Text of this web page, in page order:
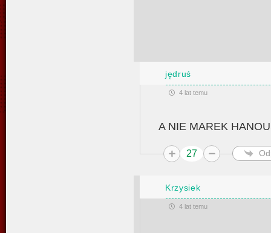
jędruś
4 lat temu
A NIE MAREK
27
Krzysiek
4 lat temu